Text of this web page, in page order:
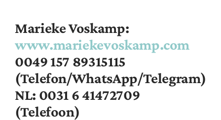
Marieke Voskamp:
www.mariekevoskamp.com
0049 157 89315115
(Telefon/WhatsApp/Telegram)
NL: 0031 6 41472709
(Telefoon)